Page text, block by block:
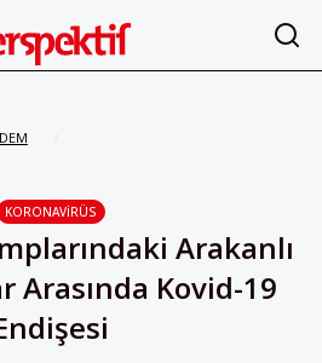
KORONAVIRÜS
Arakanlı
Arasında Kovid-19